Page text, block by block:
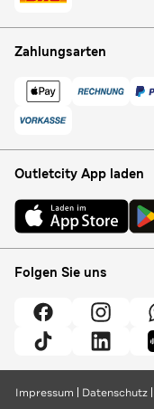
Zahlungsarten
Outletcity App laden
Folgen Sie uns
Impressum Datenschutz